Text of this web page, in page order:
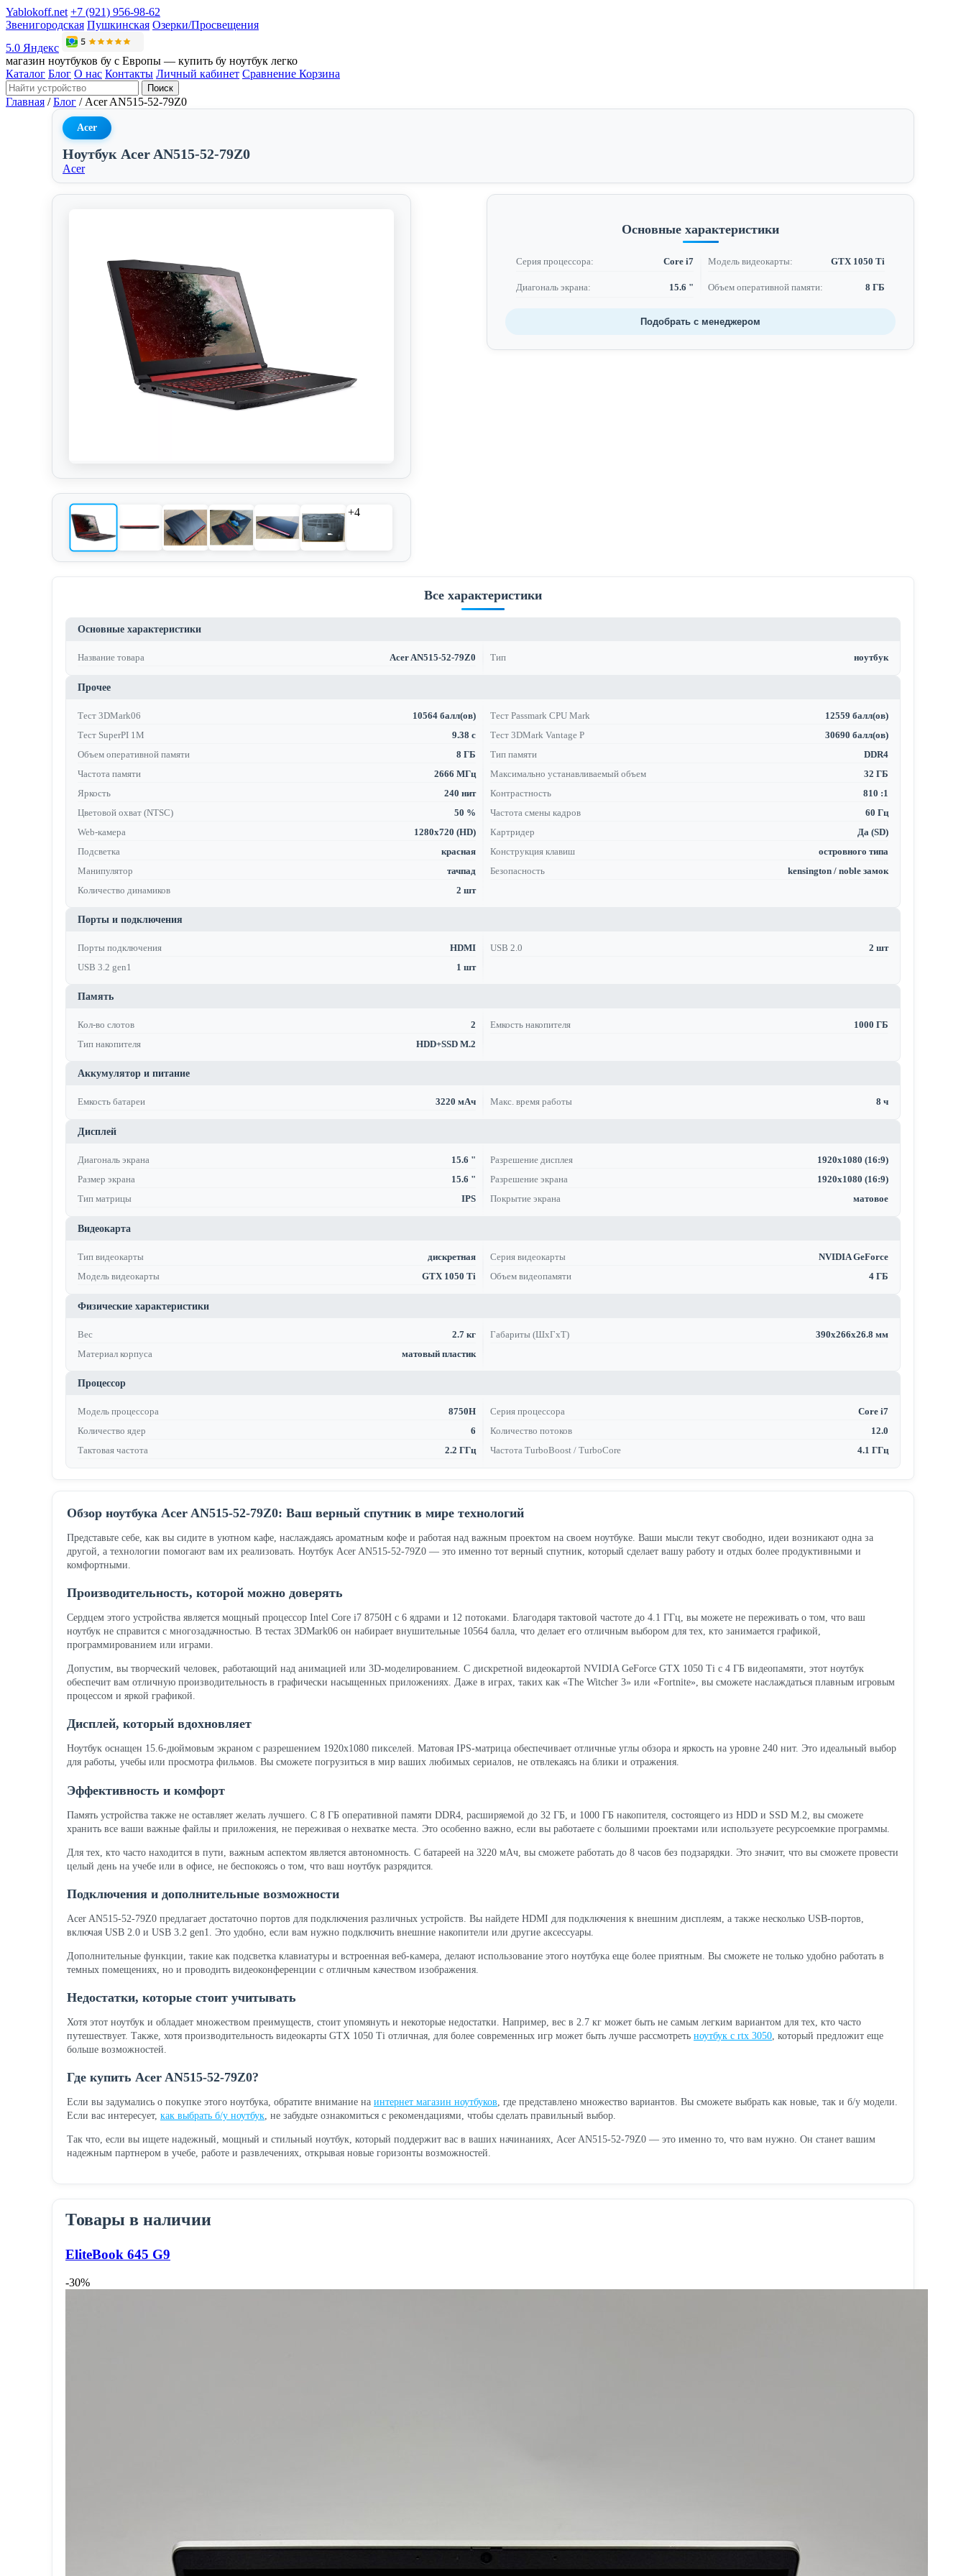
Yablokoff.net +7 (921) 956-98-62
Звенигородская Пушкинская Озерки/Просвещения
5.0 Яндекс
магазин ноутбуков бу с Европы — купить бу ноутбук легко
Каталог Блог О нас Контакты Личный кабинет Сравнение Корзина
Поиск
Главная / Блог / Acer AN515-52-79Z0
Acer
Ноутбук Acer AN515-52-79Z0
Acer
+4
Основные характеристики
Серия процессора: Core i7 Модель видеокарты: GTX 1050 Ti
Диагональ экрана: 15.6 " Объем оперативной памяти: 8 ГБ
Подобрать с менеджером
Все характеристики
Основные характеристики
Название товара Acer AN515-52-79Z0 Тип ноутбук
Прочее
Тест 3DMark06 10564 балл(ов) Тест Passmark CPU Mark
12559 балл(ов)
Тест SuperPI 1M
9.38 с Тест 3DMark Vantage P
30690 балл(ов)
Объем оперативной памяти
8 ГБ Тип памяти
DDR4
Частота памяти
2666 МГц Максимально устанавливаемый объем
32 ГБ
Яркость
240 нит Контрастность
810 :1
Цветовой охват (NTSC)
50 % Частота смены кадров
60 Гц
Web-камера
1280x720 (HD) Картридер
Да (SD)
Подсветка
красная Конструкция клавиш
островного типа
Манипулятор
тачпад Безопасность
kensington / noble замок
Количество динамиков
2 шт
Порты и подключения
Порты подключения HDMI USB 2.0
2 шт
USB 3.2 gen1
1 шт
Память
Кол-во слотов 2 Емкость накопителя
1000 ГБ
Тип накопителя
HDD+SSD M.2
Аккумулятор и питание
Емкость батареи 3220 мАч Макс. время работы 8 ч
Дисплей
Диагональ экрана 15.6 " Разрешение дисплея
1920x1080 (16:9)
Размер экрана
15.6 " Разрешение экрана
1920x1080 (16:9)
Тип матрицы
IPS Покрытие экрана матовое
Видеокарта
Тип видеокарты дискретная Серия видеокарты
NVIDIA GeForce
Модель видеокарты
GTX 1050 Ti Объем видеопамяти 4 ГБ
Физические характеристики
Вес 2.7 кг Габариты (ШхГхТ)
390x266x26.8 мм
Материал корпуса
матовый пластик
Процессор
Модель процессора 8750H Серия процессора
Core i7
Количество ядер
6 Количество потоков
12.0
Тактовая частота
2.2 ГГц Частота TurboBoost / TurboCore 4.1 ГГц
Обзор ноутбука Acer AN515-52-79Z0: Ваш верный спутник в мире технологий
Представьте себе, как вы сидите в уютном кафе, наслаждаясь ароматным кофе и работая над важным проектом на своем ноутбуке. Ваши мысли текут свободно, идеи возникают одна за
другой, а технологии помогают вам их реализовать. Ноутбук Acer AN515-52-79Z0 — это именно тот верный спутник, который сделает вашу работу и отдых более продуктивными и
комфортными.
Производительность, которой можно доверять
Сердцем этого устройства является мощный процессор Intel Core i7 8750H с 6 ядрами и 12 потоками. Благодаря тактовой частоте до 4.1 ГГц, вы можете не переживать о том, что ваш
ноутбук не справится с многозадачностью. В тестах 3DMark06 он набирает внушительные 10564 балла, что делает его отличным выбором для тех, кто занимается графикой,
программированием или играми.
Допустим, вы творческий человек, работающий над анимацией или 3D-моделированием. С дискретной видеокартой NVIDIA GeForce GTX 1050 Ti с 4 ГБ видеопамяти, этот ноутбук
обеспечит вам отличную производительность в графически насыщенных приложениях. Даже в играх, таких как «The Witcher 3» или «Fortnite», вы сможете наслаждаться плавным игровым
процессом и яркой графикой.
Дисплей, который вдохновляет
Ноутбук оснащен 15.6-дюймовым экраном с разрешением 1920x1080 пикселей. Матовая IPS-матрица обеспечивает отличные углы обзора и яркость на уровне 240 нит. Это идеальный выбор
для работы, учебы или просмотра фильмов. Вы сможете погрузиться в мир ваших любимых сериалов, не отвлекаясь на блики и отражения.
Эффективность и комфорт
Память устройства также не оставляет желать лучшего. С 8 ГБ оперативной памяти DDR4, расширяемой до 32 ГБ, и 1000 ГБ накопителя, состоящего из HDD и SSD M.2, вы сможете
хранить все ваши важные файлы и приложения, не переживая о нехватке места. Это особенно важно, если вы работаете с большими проектами или используете ресурсоемкие программы.
Для тех, кто часто находится в пути, важным аспектом является автономность. С батареей на 3220 мАч, вы сможете работать до 8 часов без подзарядки. Это значит, что вы сможете провести
целый день на учебе или в офисе, не беспокоясь о том, что ваш ноутбук разрядится.
Подключения и дополнительные возможности
Acer AN515-52-79Z0 предлагает достаточно портов для подключения различных устройств. Вы найдете HDMI для подключения к внешним дисплеям, а также несколько USB-портов,
включая USB 2.0 и USB 3.2 gen1. Это удобно, если вам нужно подключить внешние накопители или другие аксессуары.
Дополнительные функции, такие как подсветка клавиатуры и встроенная веб-камера, делают использование этого ноутбука еще более приятным. Вы сможете не только удобно работать в
темных помещениях, но и проводить видеоконференции с отличным качеством изображения.
Недостатки, которые стоит учитывать
Хотя этот ноутбук и обладает множеством преимуществ, стоит упомянуть и некоторые недостатки. Например, вес в 2.7 кг может быть не самым легким вариантом для тех, кто часто
путешествует. Также, хотя производительность видеокарты GTX 1050 Ti отличная, для более современных игр может быть лучше рассмотреть ноутбук с rtx 3050 , который предложит еще
больше возможностей.
Где купить Acer AN515-52-79Z0?
Если вы задумались о покупке этого ноутбука, обратите внимание на интернет магазин ноутбуков, где представлено множество вариантов. Вы сможете выбрать как новые, так и б/у модели.
Если вас интересует, как выбрать б/у ноутбук, не забудьте ознакомиться с рекомендациями, чтобы сделать правильный выбор.
Так что, если вы ищете надежный, мощный и стильный ноутбук, который поддержит вас в ваших начинаниях, Acer AN515-52-79Z0 — это именно то, что вам нужно. Он станет вашим
надежным партнером в учебе, работе и развлечениях, открывая новые горизонты возможностей.
Товары в наличии
EliteBook 645 G9
-30%